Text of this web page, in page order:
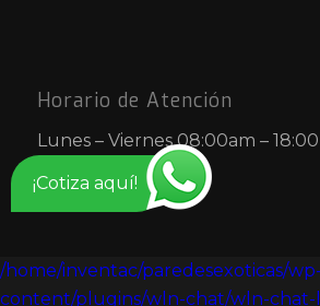
Horario de Atención
Lunes – Viernes 08:00am –
/home/inventac/paredesexoticas/wp-
content/plugins/wln-chat/wln-chat-
¡Cotiza aquí!